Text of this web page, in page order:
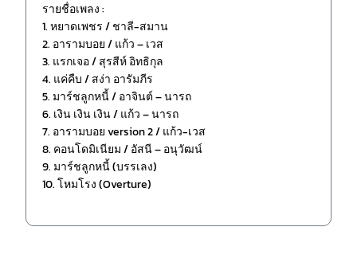
รายชื่อเพลง :
1. หยาดเพชร / ชาลี-สมาน
2. อารามบอย / แก้ว – เวส
3. แรกเจอ / สุรสีห์ อิทธิกุล
4. แค่คืบ / สง่า อารัมภีร
5. มาร์ชลูกหนี้ / อาจินต์ – นารถ
6. เงิน เงิน เงิน / แก้ว – นารถ
7. อารามบอย version 2 / แก้ว-เวส
8. คอนโดมิเนียม / อัสนี – อนุวัฒน์
9. มาร์ชลูกหนี้ (บรรเลง)
10. โหมโรง (Overture)